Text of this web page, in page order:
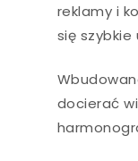
reklamy i
się szybkie
docierać